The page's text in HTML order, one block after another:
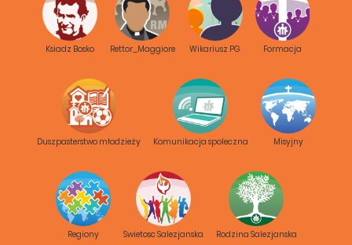
Ksiadz Bosko Rettor_Maggiore Wikariusz PG Formacja
Duszpasterstwo młodzieży Komunikacja spoleczna Misyjny
Regiony Swietosc Salezjanska Rodzina Salezjanska